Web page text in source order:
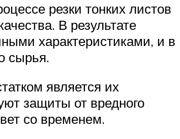
резки тонких листов
В результате
характеристиками, и в
сырья.
является их
защиты от вредного
со временем.